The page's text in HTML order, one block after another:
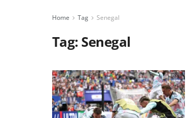
Home Tag Senegal
Tag: Senegal